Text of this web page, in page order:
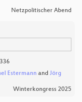
Netzpolitischer Abend
336
Estermann and Jörg
Winterkongress 2025